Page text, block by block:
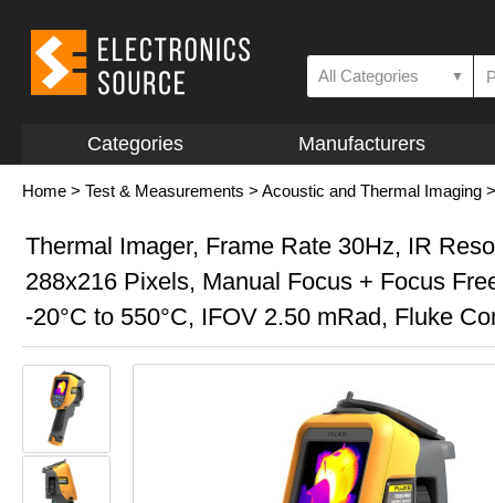
All Categories ▼
Categories Manufacturers
Home > Test & Measurements > Acoustic and Thermal Imaging
Thermal Imager, Frame Rate 30Hz, IR
288x216 Pixels, Manual Focus + Focus
-20°C to 550°C, IFOV 2.50 mRad, Fluke